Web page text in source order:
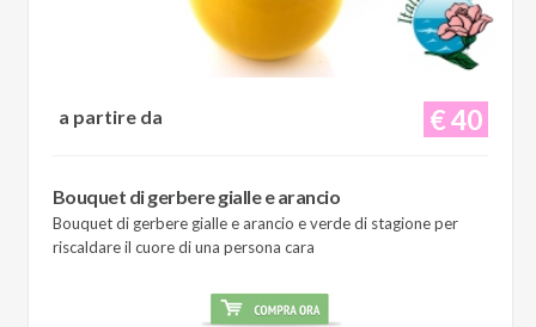
€ 40
a partire da
Bouquet di gerbere gialle e arancio
Bouquet di gerbere gialle e arancio e verde di stagione per
riscaldare il cuore di una persona cara